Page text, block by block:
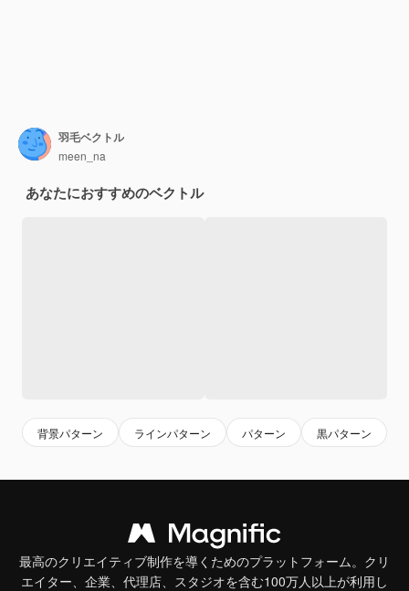
羽毛ベクトル
meen_na
あなたにおすすめのベクトル
背景パターン ラインパターン パターン 黒パターン
最高のクリエイティブ制作を導くためのプラットフォーム。クリ
エイター、企業、代理店、スタジオを含む100万人以上が利用し